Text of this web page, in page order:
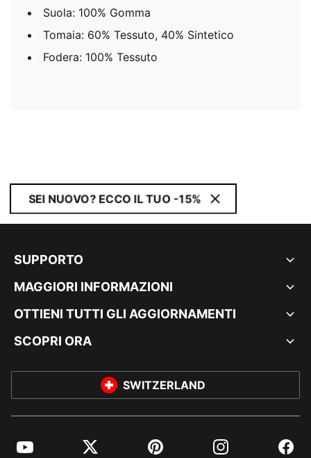
Suola: 100% Gomma
Tomaia: 60% Tessuto, 40% Sintetico
Fodera: 100% Tessuto
SEI NUOVO? ECCO IL TUO -15%
SUPPORTO
MAGGIORI INFORMAZIONI
OTTIENI TUTTI GLI AGGIORNAMENTI
SCOPRI ORA
SWITZERLAND
YouTube Twitter Pinterest Instagram